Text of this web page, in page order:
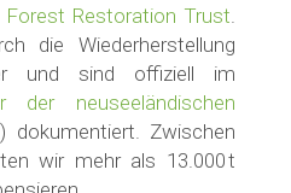
Forest Restoration Trust
die Wiederherstellung
und sind offiziell im
der neuseeländischen
dokumentiert. Zwischen
wir mehr als 13.000 t